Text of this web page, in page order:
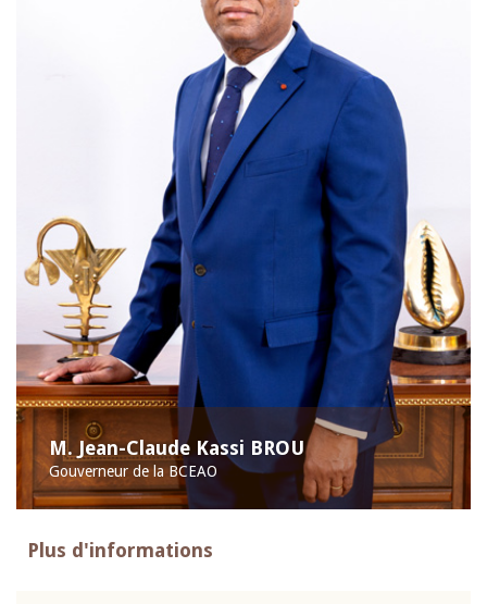
M. Jean-Claude Kassi BROU
Gouverneur de la BCEAO
Plus d'informations